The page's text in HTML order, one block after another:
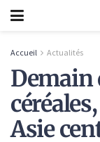
Accueil Actualités
Demain
Asie